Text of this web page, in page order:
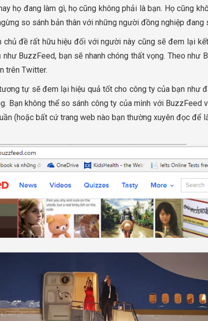
họ đang làm gì, họ cũng không phải là bạn. Họ cũng
so sánh bản thân với những người đồng nghiệp
chủ đề rất hữu hiệu đối với người này cũng sẽ đem lại
BuzzFeed, bạn sẽ nhanh chóng thất vọng. Theo
trên Twitter.
tự sẽ đem lại hiệu quả tốt cho công ty của bạn
Bạn không thể so sánh công ty của mình với
(hoặc bất cứ trang web nào bạn thường xuyên đọc để